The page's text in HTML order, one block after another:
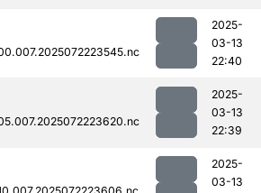
2025-
03-13
22:40
2025-
03-13
22:39
2025-
03-13